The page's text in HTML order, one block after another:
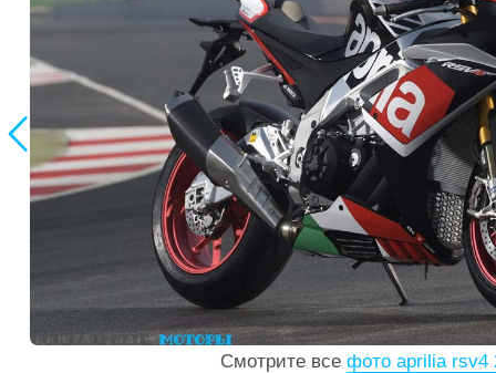

Смотрите все фото aprilia rsv4